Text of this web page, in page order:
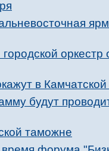
оркестр
в
будут
таможне